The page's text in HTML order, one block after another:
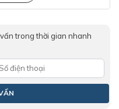
trong thời gian nhanh